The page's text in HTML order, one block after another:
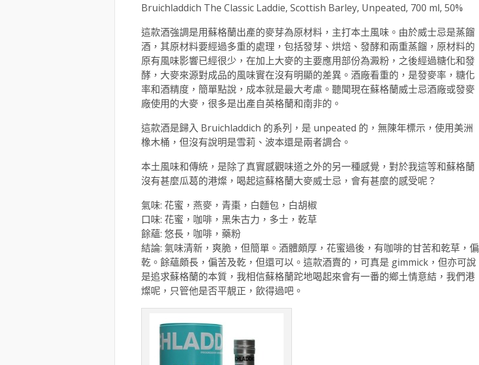
Bruichladdich The Classic Laddie, Scottish Barley, Unpeated, 700 ml, 50%
這款酒強調是用蘇格蘭出產的麥芽為原材料，主打本土風味。由於威士忌是蒸餾
酒，其原材料要經過多重的處理，包括發芽、烘焙、發酵和兩重蒸餾，原材料的
原有風味影響已經很少，在加上大麥的主要應用部份為澱粉，之後經過糖化和發
酵，大麥來源對成品的風味實在沒有明顯的差異。酒廠看重的，是發麥率，糖化
率和酒精度，簡單點說，成本就是最大考慮。聽聞現在蘇格蘭威士忌酒廠或發麥
廠使用的大麥，很多是出產自英格蘭和南非的。
這款酒是歸入 Bruichladdich 的系列，是 unpeated 的，無陳年標示，使用美洲
橡木桶，但沒有說明是雪莉、波本還是兩者調合。
本土風味和傳統，是除了真實感觀味道之外的另一種感覺，對於我這等和蘇格蘭
沒有甚麼瓜葛的港燦，喝起這蘇格蘭大麥威士忌，會有甚麼的感受呢？
氣味: 花蜜，燕麥，青棗，白麵包，白胡椒
口味: 花蜜，咖啡，黑朱古力，多士，乾草
餘蘊: 悠長，咖啡，藥粉
結論: 氣味清新，爽脆，但簡單。酒體頗厚，花蜜過後，有咖啡的甘苦和乾草，偏
乾。餘蘊頗長，偏苦及乾，但還可以。這款酒賣的，可真是 gimmick，但亦可說
是追求蘇格蘭的本質，我相信蘇格蘭跎地喝起來會有一番的鄉土情意結，我們港
燦呢，只管他是否平靚正，飲得過吧。